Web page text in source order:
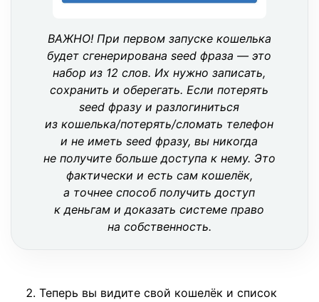
ВАЖНО! При первом запуске кошелька
будет сгенерирована seed фраза — это
набор из 12 слов. Их нужно записать,
сохранить и оберегать. Если потерять
seed фразу и разлогиниться
из кошелька/потерять/сломать телефон
и не иметь seed фразу, вы никогда
не получите больше доступа к нему. Это
фактически и есть сам кошелёк,
а точнее способ получить доступ
к деньгам и доказать системе право
на собственность.
Теперь вы видите свой кошелёк и список